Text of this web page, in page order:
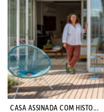
CASA ASSINADA COM HISTO...